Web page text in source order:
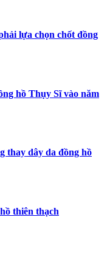
lựa chọn chốt đồng
hồ Thụy Sĩ vào năm
thay dây da đồng hồ
thiên thạch